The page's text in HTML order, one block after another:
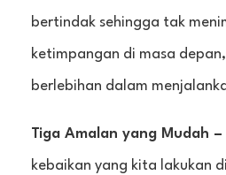
bertindak sehingga tak
ketimpangan di masa
berlebihan dalam
Tiga Amalan yang Mudah –
kebaikan yang kita lakukan